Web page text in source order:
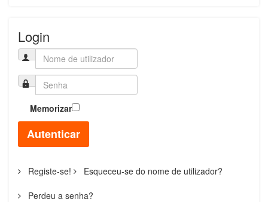
Login
Memorizar
Autenticar
Registe-se! Esqueceu-se do nome de utilizador?
Perdeu a senha?